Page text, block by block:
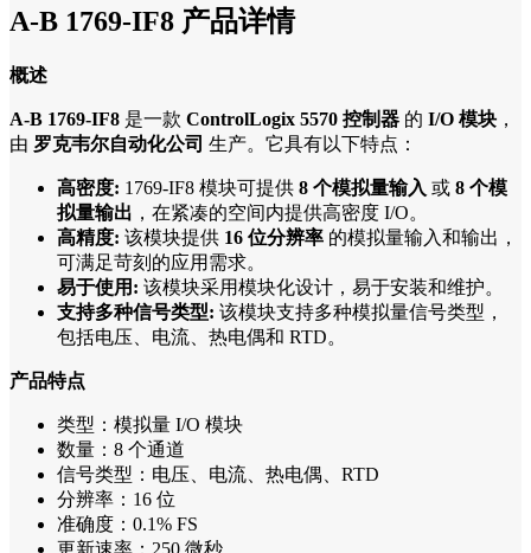
A-B 1769-IF8 产品详情
概述
A-B 1769-IF8 是一款 ControlLogix 5570 控制器 的 I/O 模块 ，
由 罗克韦尔自动化公司 生产。它具有以下特点：
高密度: 1769-IF8 模块可提供 8 个模拟量输入 或 8 个模
拟量输出 ，在紧凑的空间内提供高密度 I/O。
高精度: 该模块提供 16 位分辨率 的模拟量输入和输出，
可满足苛刻的应用需求。
易于使用: 该模块采用模块化设计，易于安装和维护。
支持多种信号类型: 该模块支持多种模拟量信号类型，
包括电压、电流、热电偶和 RTD。
产品特点
类型：模拟量 I/O 模块
数量：8 个通道
信号类型：电压、电流、热电偶、RTD
分辨率：16 位
准确度：0.1% FS